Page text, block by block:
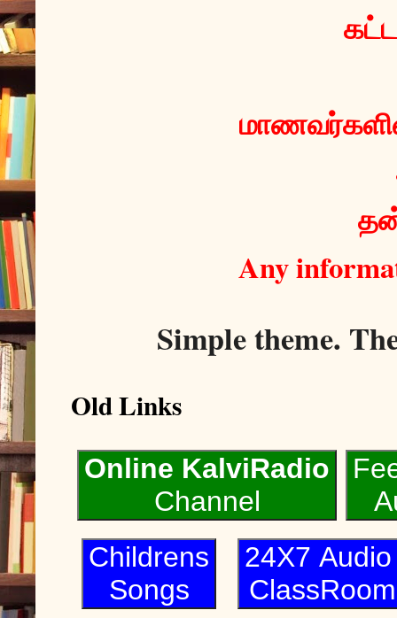
Any
Simple theme.
Old Links
Online KalviRadio
Channel
Childrens
Songs
24X7
ClassRoom